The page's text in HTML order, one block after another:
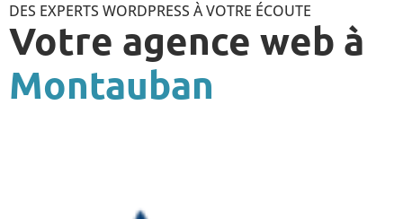
DES EXPERTS WORDPRESS À VOTRE ÉCOUTE
Votre agence web à
Montauban